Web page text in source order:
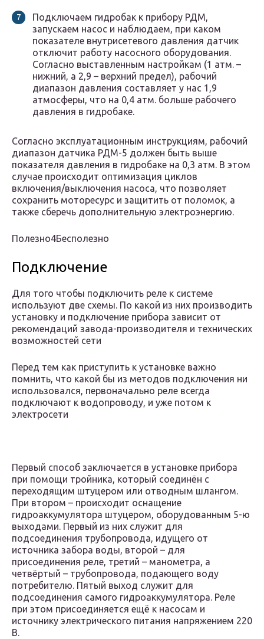
Подключаем гидробак к прибору РДМ,
запускаем насос и наблюдаем, при каком
показателе внутрисетевого давления датчик
отключит работу насосного оборудования.
Согласно выставленным настройкам (1 атм. –
нижний, а 2,9 – верхний предел), рабочий
диапазон давления составляет у нас 1,9
атмосферы, что на 0,4 атм. больше рабочего
давления в гидробаке.
Согласно эксплуатационным инструкциям, рабочий
диапазон датчика РДМ-5 должен быть выше
показателя давления в гидробаке на 0,3 атм. В этом
случае происходит оптимизация циклов
включения/выключения насоса, что позволяет
сохранить моторесурс и защитить от поломок, а
также сберечь дополнительную электроэнергию.
Полезно4Бесполезно
Подключение
Для того чтобы подключить реле к системе
используют две схемы. По какой из них производить
установку и подключение прибора зависит от
рекомендаций завода-производителя и технических
возможностей сети
Перед тем как приступить к установке важно
помнить, что какой бы из методов подключения ни
использовался, первоначально реле всегда
подключают к водопроводу, и уже потом к
электросети
Первый способ заключается в установке прибора
при помощи тройника, который соединён с
переходящим штуцером или отводным шлангом.
При втором – происходит оснащение
гидроаккумулятора штуцером, оборудованным 5-ю
выходами. Первый из них служит для
подсоединения трубопровода, идущего от
источника забора воды, второй – для
присоединения реле, третий – манометра, а
четвёртый – трубопровода, подающего воду
потребителю. Пятый выход служит для
подсоединения самого гидроаккумулятора. Реле
при этом присоединяется ещё к насосам и
источнику электрического питания напряжением 220
В.